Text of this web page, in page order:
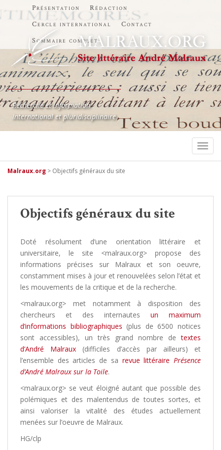
Présentation
Rédaction
Cercle international
Contact
Sommaire complet
Recherche et information
International et pluridisciplinaire
Malraux.org > Objectifs généraux du site
Objectifs généraux du site
Doté résolument d’une orientation littéraire et
universitaire, le site <malraux.org> propose des
informations précises sur Malraux et son oeuvre,
constamment mises à jour et renouvelées selon l’état et
les mouvements de la critique et de la recherche.
<malraux.org> met notamment à disposition des
chercheurs et des internautes un maximum
d’informations bibliographiques (plus de 6500 notices
sont accessibles), un très grand nombre detextes
d’André Malraux (difficiles d’accès par ailleurs) et
l’ensemble des articles de sa revue littérairePrésence
d’André Malraux sur la Toile.
<malraux.org> se veut éloigné autant que possible des
polémiques et des malentendus de toutes sortes, et
ainsi valoriser la vitalité des études actuellement
menées sur l’oeuvre de Malraux.
HG/clp